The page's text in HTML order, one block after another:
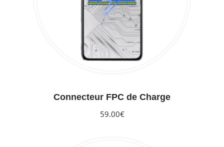
Connecteur FPC de Charge
59.00€